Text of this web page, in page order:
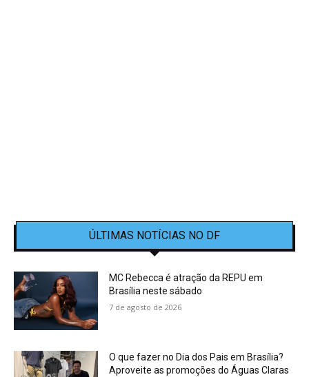
ÚLTIMAS NOTÍCIAS NO DF
MC Rebecca é atração da REPU em
Brasília neste sábado
7 de agosto de 2026
O que fazer no Dia dos Pais em Brasília?
Aproveite as promoções do Águas Claras